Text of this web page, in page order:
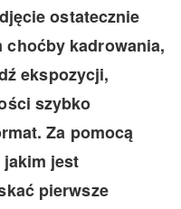
ostatecznie
choćby kadrowania,
ekspozycji,
szybko
Za pomocą
jest
pierwsze